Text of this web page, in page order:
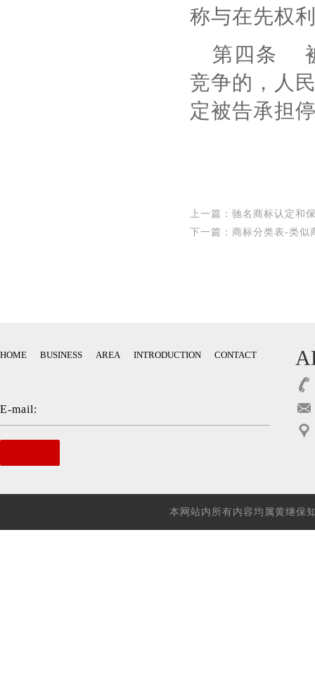
称与在先权
第四条
竞争的，人
定被告承担
上一篇： 驰名商标认定和
下一篇： 商标分类表-类似
HOME BUSINESS AREA INTRODUCTION CONTACT
E-mail:
本网站内所有内容均属黄继保